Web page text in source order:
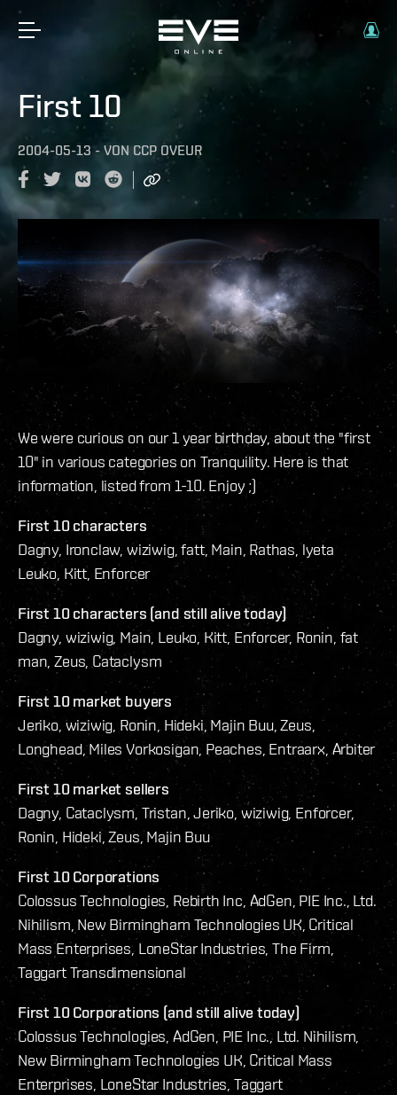
First 10
2004-05-13 - VON CCP OVEUR
We were curious on our 1 year birthday, about the "first
10" in various categories on Tranquility. Here is that
information, listed from 1-10. Enjoy ;)
First 10 characters
Dagny, Ironclaw, wiziwig, fatt, Main, Rathas, lyeta
Leuko, Kitt, Enforcer
First 10 characters (and still alive today)
Dagny, wiziwig, Main, Leuko, Kitt, Enforcer, Ronin, fat
man, Zeus, Cataclysm
First 10 market buyers
Jeriko, wiziwig, Ronin, Hideki, Majin Buu, Zeus,
Longhead, Miles Vorkosigan, Peaches, Entraarx, Arbiter
First 10 market sellers
Dagny, Cataclysm, Tristan, Jeriko, wiziwig, Enforcer,
Ronin, Hideki, Zeus, Majin Buu
First 10 Corporations
Colossus Technologies, Rebirth Inc, AdGen, PIE Inc., Ltd.
Nihilism, New Birmingham Technologies UK, Critical
Mass Enterprises, LoneStar Industries, The Firm,
Taggart Transdimensional
First 10 Corporations (and still alive today)
Colossus Technologies, AdGen, PIE Inc., Ltd. Nihilism,
New Birmingham Technologies UK, Critical Mass
Enterprises, LoneStar Industries, Taggart